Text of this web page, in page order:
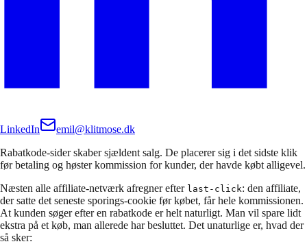
LinkedIn
emil@klitmose.dk
Rabatkode-sider skaber sjældent salg. De placerer sig i det sidste klik
før betaling og høster kommission for kunder, der havde købt alligevel.
Næsten alle affiliate-netværk afregner efter last-click: den affiliate,
der satte det seneste sporings-cookie før købet, får hele kommissionen.
At kunden søger efter en rabatkode er helt naturligt. Man vil spare lidt
ekstra på et køb, man allerede har besluttet. Det unaturlige er, hvad der
så sker: